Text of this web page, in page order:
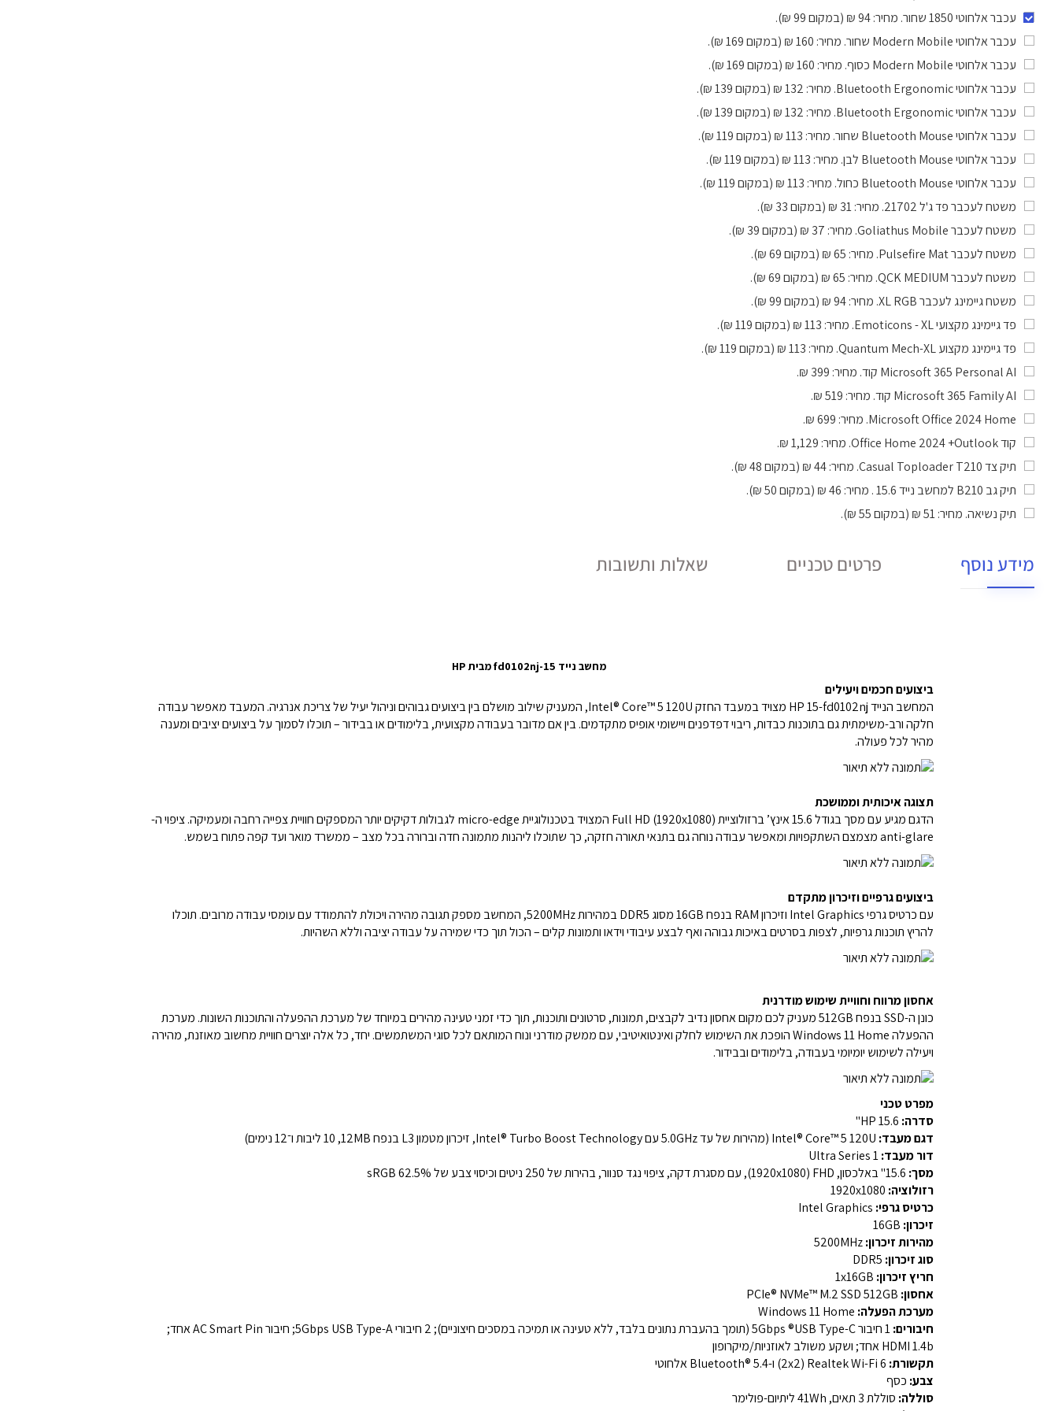
עכבר אלחוטי 1850 שחור
. מחיר: 94 ₪ (במקום 99 ₪).
עכבר אלחוטי Modern Mobile שחור
. מחיר: 160 ₪ (במקום 169 ₪).
עכבר אלחוטי Modern Mobile כסוף
. מחיר: 160 ₪ (במקום 169 ₪).
עכבר אלחוטי Bluetooth Ergonomic
. מחיר: 132 ₪ (במקום 139 ₪).
עכבר אלחוטי Bluetooth Ergonomic
. מחיר: 132 ₪ (במקום 139 ₪).
עכבר אלחוטי Bluetooth Mouse שחור
. מחיר: 113 ₪ (במקום 119 ₪).
עכבר אלחוטי Bluetooth Mouse לבן
. מחיר: 113 ₪ (במקום 119 ₪).
עכבר אלחוטי Bluetooth Mouse כחול
. מחיר: 113 ₪ (במקום 119 ₪).
משטח לעכבר פד ג'ל 21702
. מחיר: 31 ₪ (במקום 33 ₪).
משטח לעכבר Goliathus Mobile
. מחיר: 37 ₪ (במקום 39 ₪).
משטח לעכבר Pulsefire Mat
. מחיר: 65 ₪ (במקום 69 ₪).
משטח לעכבר QCK MEDIUM
. מחיר: 65 ₪ (במקום 69 ₪).
משטח גיימינג לעכבר XL RGB
. מחיר: 94 ₪ (במקום 99 ₪).
פד גיימינג מקצועי Emoticons - XL
. מחיר: 113 ₪ (במקום 119 ₪).
פד גיימינג מקצוע Quantum Mech-XL
. מחיר: 113 ₪ (במקום 119 ₪).
Microsoft 365 Personal AI קוד
. מחיר: 399 ₪.
Microsoft 365 Family AI קוד
. מחיר: 519 ₪.
Microsoft Office 2024 Home. מחיר: 699 ₪.
קוד Office Home 2024 +Outlook
. מחיר: 1,129 ₪.
תיק צד Casual Toploader T210
. מחיר: 44 ₪ (במקום 48 ₪).
תיק גב B210 למחשב נייד 15.6
. מחיר: 46 ₪ (במקום 50 ₪).
תיק נשיאה. מחיר: 51 ₪ (במקום 55 ₪).
מידע נוסף פרטים טכניים שאלות ותשובות
מחשב נייד 15-fd0102nj מבית HP
ביצועים חכמים ויעילים
המחשב הנייד HP 15-fd0102nj מצויד במעבד החזק Intel® Core™ 5 120U, המעניק שילוב מושלם בין ביצועים גבוהים וניהול יעיל של צריכת אנרגיה. המעבד מאפשר עבודה
חלקה ורב-משימתית גם בתוכנות כבדות, ריבוי דפדפנים ויישומי אופיס מתקדמים. בין אם מדובר בעבודה מקצועית, בלימודים או בבידור – תוכלו לסמוך על ביצועים יציבים ומענה
מהיר לכל פעולה.
תצוגה איכותית וממושכת
הדגם מגיע עם מסך בגודל 15.6 אינץ’ ברזולוציית Full HD (1920x1080) המצויד בטכנולוגיית micro-edge לגבולות דקיקים יותר המספקים חוויית צפייה רחבה ומעמיקה. ציפוי ה-
anti-glare מצמצם השתקפויות ומאפשר עבודה נוחה גם בתנאי תאורה חזקה, כך שתוכלו ליהנות מתמונה חדה וברורה בכל מצב – ממשרד מואר ועד קפה פתוח בשמש.
ביצועים גרפיים וזיכרון מתקדם
עם כרטיס גרפי Intel Graphics וזיכרון RAM בנפח 16GB מסוג DDR5 במהירות 5200MHz, המחשב מספק תגובה מהירה ויכולת להתמודד עם עומסי עבודה מרובים. תוכלו
להריץ תוכנות גרפיות, לצפות בסרטים באיכות גבוהה ואף לבצע עיבודי וידאו ותמונות קלים – הכול תוך כדי שמירה על עבודה יציבה וללא השהיות.
אחסון מרווח וחוויית שימוש מודרנית
כונן ה-SSD בנפח 512GB מעניק לכם מקום אחסון נדיב לקבצים, תמונות, סרטונים ותוכנות, תוך כדי זמני טעינה מהירים במיוחד של מערכת ההפעלה והתוכנות השונות. מערכת
ההפעלה Windows 11 Home הופכת את השימוש לחלק ואינטואיטיבי, עם ממשק מודרני ונוח המותאם לכל סוגי המשתמשים. יחד, כל אלה יוצרים חוויית מחשוב מאוזנת, מהירה
ויעילה לשימוש יומיומי בעבודה, בלימודים ובבידור.
מפרט טכני
סדרה:
דגם מעבד:
דור מעבד:Ultra Series 1
מסך:
רזולוציה:
כרטיס גרפי:
זיכרון:
מהירות זיכרון:‏5200MHz‏
סוג זיכרון:
חריץ זיכרון:
אחסון:
מערכת הפעלה:
חיבורים:
‏1 חיבור ‏USB Type-C®‏ ‏5Gbps‏ (תומך בהעברת נתונים בלבד, ללא טעינה או תמיכה במסכים חיצוניים); ‏2 חיבורי ‏USB Type-A‏ ‏5Gbps‏; חיבור ‏AC Smart Pin‏ אחד;
תקשורת:
צבע: כסף‏
סוללה: סוללת ‏3‏ תאים, ‏41Wh‏ ליתיום-פולימר‏